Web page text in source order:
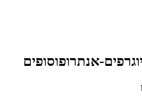
אנתרופוסופים